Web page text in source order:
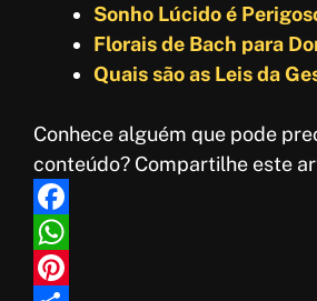
Sonho Lúcido é
Florais de Bach para
Quais são as Leis da
Conhece alguém que pode
conteúdo? Compartilhe este
F
a
W